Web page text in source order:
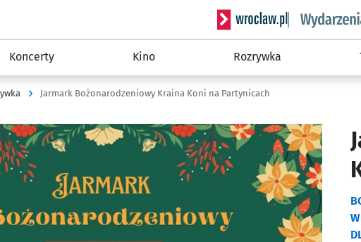
Serwis informacyjny
Koncerty Kino Rozrywka
Jarmark Bożonarodzeniowy Kraina Koni na Partynicach